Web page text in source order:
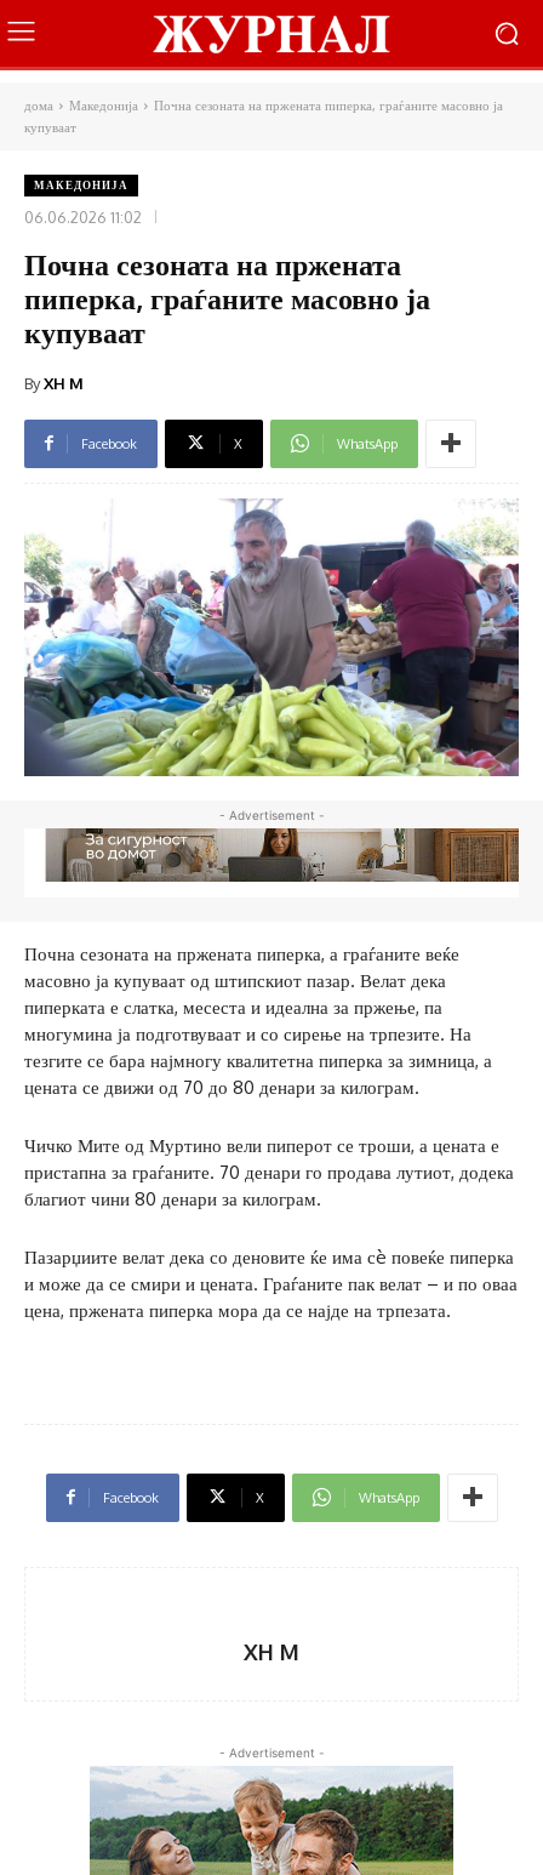
дома Македонија
Почна сезоната на пржената пиперка, граѓаните масовно ја
купуваат
МАКЕДОНИЈА
06.06.2026 11:02
Почна сезоната на пржената
пиперка, граѓаните масовно ја
купуваат
ByXH M
Facebook X WhatsApp
- Advertisement -
Почна сезоната на пржената пиперка, а граѓаните веќе
масовно ја купуваат од штипскиот пазар. Велат дека
пиперката е слатка, месеста и идеална за пржење, па
многумина ја подготвуваат и со сирење на трпезите. На
тезгите се бара најмногу квалитетна пиперка за зимница, а
цената се движи од 70 до 80 денари за килограм.
Чичко Мите од Муртино вели пиперот се троши, а цената е
пристапна за граѓаните. 70 денари го продава лутиот, додека
благиот чини 80 денари за килограм.
Пазарџиите велат дека со деновите ќе има сè повеќе пиперка
и може да се смири и цената. Граѓаните пак велат – и по оваа
цена, пржената пиперка мора да се најде на трпезата.
Facebook X WhatsApp
XH M
- Advertisement -